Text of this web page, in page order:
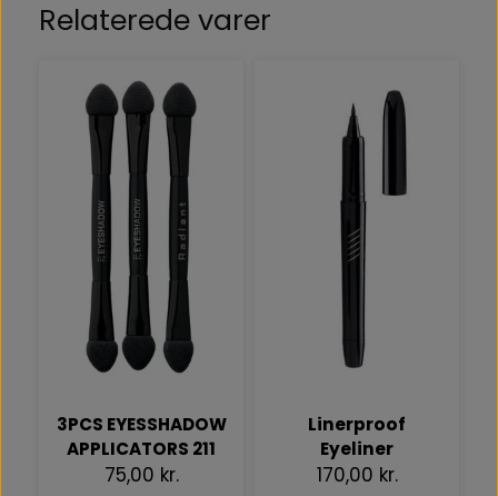
Relaterede varer
3PCS EYESSHADOW
APPLICATORS 211
75,00 kr.
Linerproof
Eyeliner
170,00 kr.